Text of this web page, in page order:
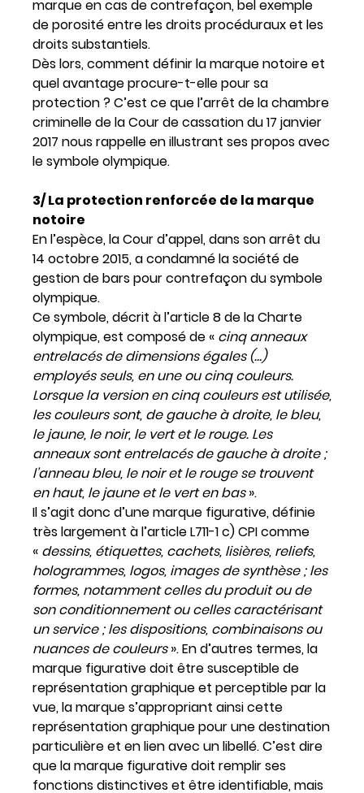
marque en cas de contrefaçon, bel exemple
de porosité entre les droits procéduraux et les
droits substantiels.
Dès lors, comment définir la marque notoire et
quel avantage procure-t-elle pour sa
protection ? C’est ce que l’arrêt de la chambre
criminelle de la Cour de cassation du 17 janvier
2017 nous rappelle en illustrant ses propos avec
le symbole olympique.
3/ La protection renforcée de la marque
notoire
En l’espèce, la Cour d’appel, dans son arrêt du
14 octobre 2015, a condamné la société de
gestion de bars pour contrefaçon du symbole
olympique.
Ce symbole, décrit à l’article 8 de la Charte
olympique, est composé de « cinq anneaux
entrelacés de dimensions égales (…)
employés seuls, en une ou cinq couleurs.
Lorsque la version en cinq couleurs est utilisée,
les couleurs sont, de gauche à droite, le bleu,
le jaune, le noir, le vert et le rouge. Les
anneaux sont entrelacés de gauche à droite ;
l’anneau bleu, le noir et le rouge se trouvent
en haut, le jaune et le vert en bas».
Il s’agit donc d’une marque figurative, définie
très largement à l’article L711-1 c) CPI comme
« dessins, étiquettes, cachets, lisières, reliefs,
hologrammes, logos, images de synthèse ; les
formes, notamment celles du produit ou de
son conditionnement ou celles caractérisant
un service ; les dispositions, combinaisons ou
nuances de couleurs». En d’autres termes, la
marque figurative doit être susceptible de
représentation graphique et perceptible par la
vue, la marque s’appropriant ainsi cette
représentation graphique pour une destination
particulière et en lien avec un libellé. C’est dire
que la marque figurative doit remplir ses
fonctions distinctives et être identifiable, mais